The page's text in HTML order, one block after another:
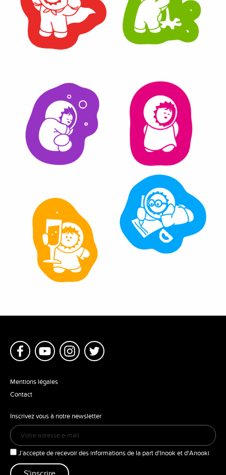
Mentions légales
Contact
Inscrivez vous à notre newsletter
J’accepte de recevoir des informations de la part d'Inook et d'Anooki